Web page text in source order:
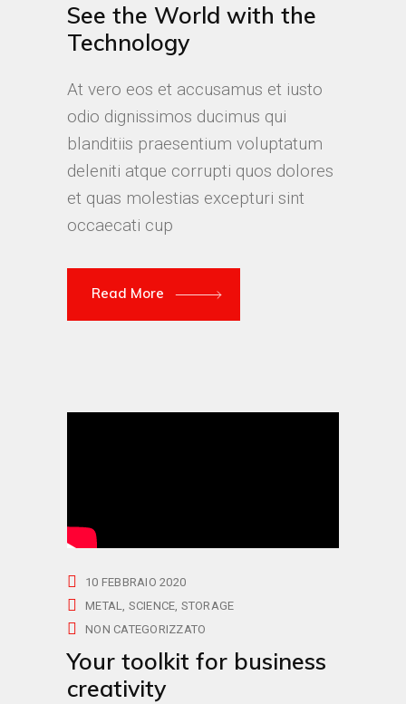
See the World with the
Technology
At vero eos et accusamus et iusto
odio dignissimos ducimus qui
blanditiis praesentium voluptatum
deleniti atque corrupti quos dolores
et quas molestias excepturi sint
occaecati cup
Read More
10 FEBBRAIO 2020
METAL SCIENCE STORAGE
NON CATEGORIZZATO
Your toolkit for business
creativity